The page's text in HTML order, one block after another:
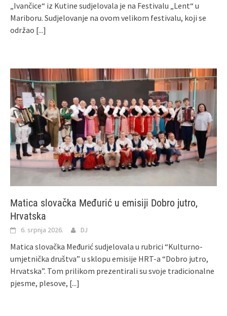
„Ivančice“ iz Kutine sudjelovala je na Festivalu „Lent“ u
Mariboru. Sudjelovanje na ovom velikom festivalu, koji se
održao [...]
Matica slovačka Međurić u emisiji Dobro jutro,
Hrvatska
6. srpnja 2026. DJ
Matica slovačka Međurić sudjelovala u rubrici “Kulturno-
umjetnička društva” u sklopu emisije HRT-a “Dobro jutro,
Hrvatska”. Tom prilikom prezentirali su svoje tradicionalne
pjesme, plesove, [...]